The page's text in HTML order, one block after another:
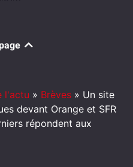
l'actu » Brèves » Un site
devant Orange et SFR
répondent aux